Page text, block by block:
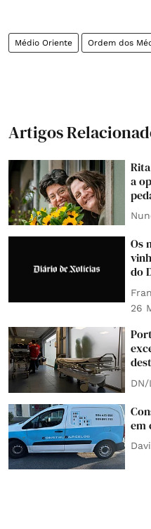
Médio Oriente Ordem dos
Artigos
a
Os
do
26
DN/
em